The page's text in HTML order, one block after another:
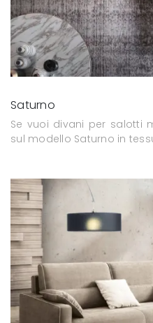
Saturno
Se vuoi divani per salotti
sul modello Saturno in